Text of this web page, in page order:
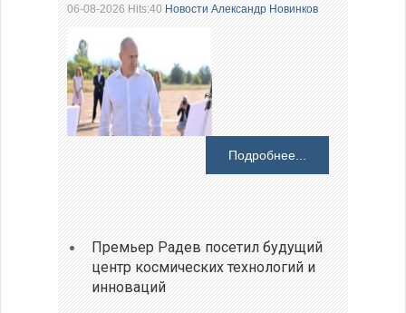
06-08-2026 Hits:40Новости Александр Новинков
Подробнее...
Премьер Радев посетил будущий
центр космических технологий и
инноваций